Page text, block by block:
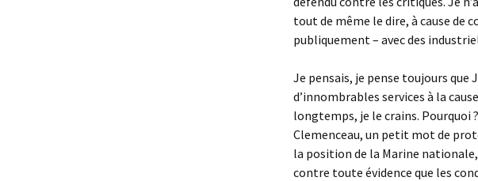
tout de même le dire, à cause de
publiquement – avec des
Je pensais, je pense toujours que
d’innombrables services à la
longtemps, je le crains. Pourquoi
Clemenceau, un petit mot de
la position de la Marine
contre toute évidence que les